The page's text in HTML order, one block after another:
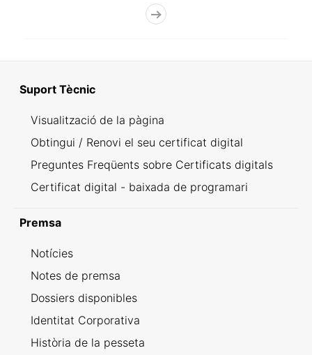
Suport Tècnic
Visualització de la pàgina
Obtingui / Renovi el seu certificat digital
Preguntes Freqüents sobre Certificats digitals
Certificat digital - baixada de programari
Premsa
Notícies
Notes de premsa
Dossiers disponibles
Identitat Corporativa
Història de la pesseta